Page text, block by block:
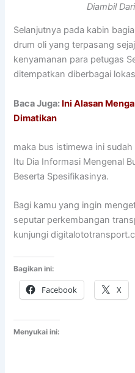
Diambil
Selanjutnya pada kabin
drum oli yang terpasang
kenyamanan para petugas
ditempatkan diberbagai
Baca Juga: Ini Alasan
Dimatikan
maka bus istimewa ini
Itu Dia Informasi Mengenal
Beserta Spesifikasinya.
Bagi kamu yang ingin
seputar perkembangan
kunjungi
Bagikan ini:
Facebook X
Menyukai ini: